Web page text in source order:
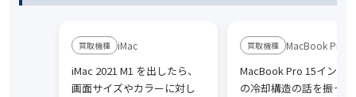
iMac
iMac 2021 M1 を出したら、
画面サイズやカラーに対し
MacBook Pro
MacBook Pro 15インチ
の冷却構造の話を振って